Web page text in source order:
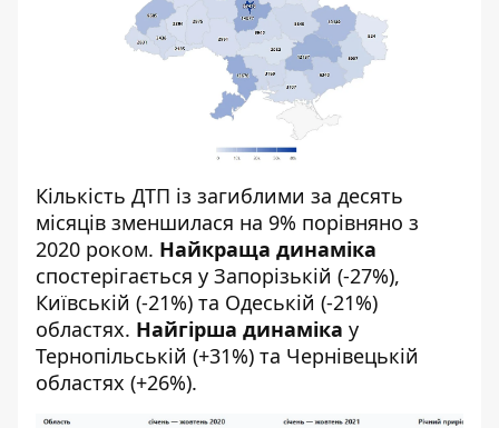
Кількість ДТП із загиблими за десять
місяців зменшилася на 9% порівняно з
2020 роком. Найкраща динаміка
спостерігається у Запорізькій (-27%),
Київській (-21%) та Одеській (-21%)
областях. Найгірша динаміка у
Тернопільській (+31%) та Чернівецькій
областях (+26%).